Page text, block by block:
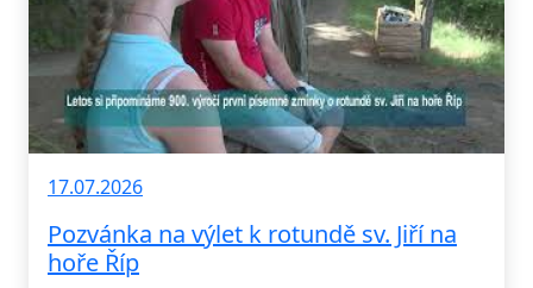
17.07.2026
Pozvánka na výlet k rotundě sv. Jiří na
hoře Říp